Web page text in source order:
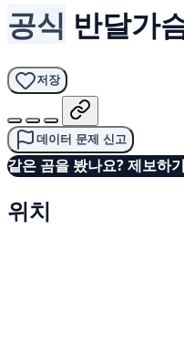
공식 반달가
저장
데이터 문제 신고
같은 곰을 봤나요? 제보하기
위치